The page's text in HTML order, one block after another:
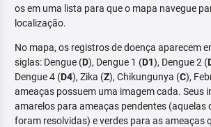
os em uma lista para que o mapa navegue
localização.
No mapa, os registros de doença aparecem
siglas: Dengue (D), Dengue 1 (D1), Dengue 2 (
Dengue 4 (D4), Zika (Z), Chikungunya (C),
ameaças possuem uma imagem cada. Seus
amarelos para ameaças pendentes (aquelas
foram resolvidas) e verdes para as ameaças